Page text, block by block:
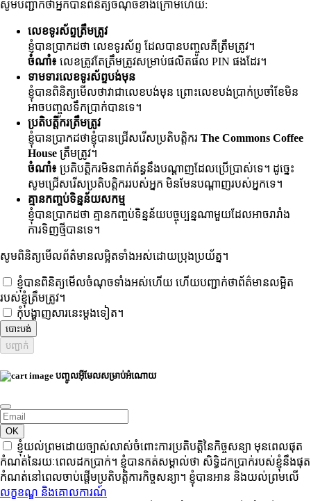
សូមបញ្ជាក់ថាអ្នកបានពិនិត្យចំណុចខាងក្រោមហើយ:
លេខទូរស័ព្ទត្រឹមត្រូវ
ខ្ញុំបានប្រាកដថា លេខទូរស័ព្ទ ដែលបានបញ្ចូលគឺត្រឹមត្រូវ។
ចំណាំ៖ លេខត្រូវតែត្រឹមត្រូវសម្រាប់ផលិតផល PIN ផងដែរ។
ទាមទារលេខទូរស័ព្ទបង់មុន
ខ្ញុំបានពិនិត្យមើលថាវាជាលេខបង់មុន ព្រោះលេខបង់ប្រាក់ប្រចាំខែមិន
អាចបញ្ចូលទឹកប្រាក់បានទេ។
ប្រតិបត្តិករត្រឹមត្រូវ
ខ្ញុំបានប្រាកដថាខ្ញុំបានជ្រើសរើសប្រតិបត្តិករ The Commons Coffee
House ត្រឹមត្រូវ។
ចំណាំ៖ ប្រតិបត្តិករមិនពាក់ព័ន្ធនឹងបណ្តាញដែលប្រើប្រាស់ទេ។ ដូច្នេះ
សូមជ្រើសរើសប្រតិបត្តិកររបស់អ្នក មិនមែនបណ្តាញរបស់អ្នកទេ។
គ្មានកញ្ចប់ទិន្នន័យសកម្ម
ខ្ញុំបានប្រាកដថា គ្មានកញ្ចប់ទិន្នន័យបច្ចុប្បន្នណាមួយដែលអាចរារាំង
ការទិញថ្មីបានទេ។
សូមពិនិត្យមើលព័ត៌មានលម្អិតទាំងអស់ដោយប្រុងប្រយ័ត្ន។
ខ្ញុំបានពិនិត្យមើលចំណុចទាំងអស់ហើយ ហើយបញ្ជាក់ថាព័ត៌មានលម្អិត
របស់ខ្ញុំត្រឹមត្រូវ។
កុំបង្ហាញសារនេះម្តងទៀត។
បោះបង់
បញ្ជាក់
បញ្ចូលអ៊ីមែលសម្រាប់អំណោយ
OK
ខ្ញុំយល់ព្រមដោយច្បាស់លាស់ចំពោះការប្រតិបត្តិនៃកិច្ចសន្យា មុនពេលផុត
កំណត់នៃរយៈពេលដកប្រាក់។ ខ្ញុំបានកត់សម្គាល់ថា សិទ្ធិដកប្រាក់របស់ខ្ញុំនឹងផុត
កំណត់នៅពេលចាប់ផ្តើមប្រតិបត្តិការកិច្ចសន្យា។ ខ្ញុំបានអាន និងយល់ព្រមលើ
លក្ខខណ្ឌ និងគោលការណ៍